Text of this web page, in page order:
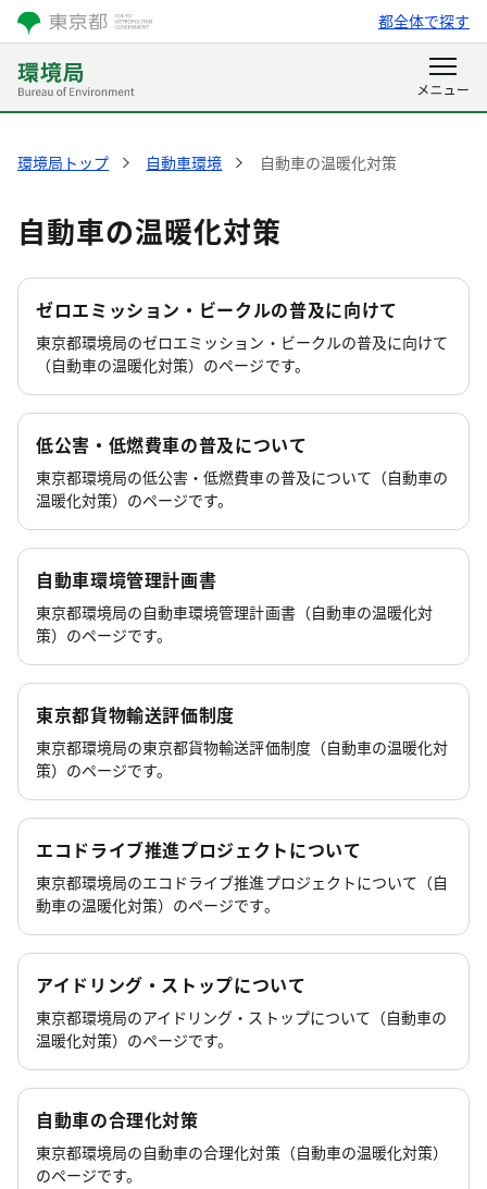
都全体で探す
環境局トップ 自動車環境 自動車の温暖化対策
自動車の温暖化対策
ゼロエミッション・ビークルの普及に向けて
東京都環境局のゼロエミッション・ビークルの普及に向けて
（自動車の温暖化対策）のページです。
低公害・低燃費車の普及について
東京都環境局の低公害・低燃費車の普及について（自動車の
温暖化対策）のページです。
自動車環境管理計画書
東京都環境局の自動車環境管理計画書（自動車の温暖化対
策）のページです。
東京都貨物輸送評価制度
東京都環境局の東京都貨物輸送評価制度（自動車の温暖化対
策）のページです。
エコドライブ推進プロジェクトについて
東京都環境局のエコドライブ推進プロジェクトについて（自
動車の温暖化対策）のページです。
アイドリング・ストップについて
東京都環境局のアイドリング・ストップについて（自動車の
温暖化対策）のページです。
自動車の合理化対策
東京都環境局の自動車の合理化対策（自動車の温暖化対策）
のページです。